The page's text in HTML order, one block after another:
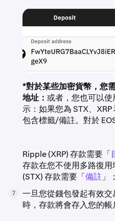
*對於某些加密貨幣，您
地址： 或者，您也可以使
示：如果您為 STX、
包含標籤/備註。對於
Ripple (XRP) 存款需要「
存款在您不使用多路復用
(STX) 存款需要「備註」
7 一旦您從錢包發起有效
時，存款將會存入您的帳